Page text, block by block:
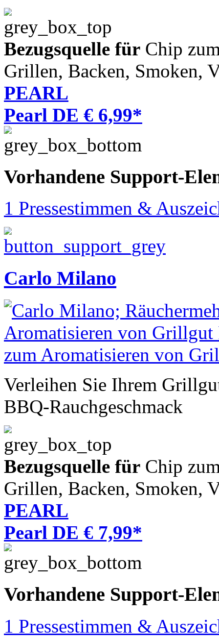
Bezugsquelle für Chip
Grillen, Backen, Smoken,
PEARL
Pearl DE € 6,99*
Vorhandene Support-
1 Pressestimmen &
Carlo Milano
Verleihen Sie Ihrem
BBQ-Rauchgeschmack
Bezugsquelle für Chip
Grillen, Backen, Smoken,
PEARL
Pearl DE € 7,99*
Vorhandene Support-
1 Pressestimmen &